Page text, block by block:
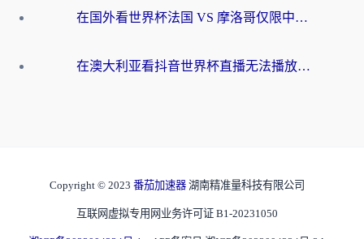
在国外看世界杯法国 VS 摩洛哥仅限中国大陆？别让地域限制拦下你的欢呼
在澳大利亚看抖音世界杯直播无法播放？海外党体育观赛终极指南来了！
Copyright © 2023 番茄加速器 湖南精准量科技有限公司
互联网虚拟专用网业务许可证 B1-20231050